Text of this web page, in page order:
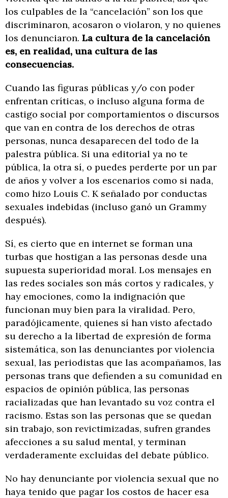
los culpables de la “cancelación” son los que
discriminaron, acosaron o violaron, y no quienes
los denunciaron. La cultura de la cancelación
es, en realidad, una cultura de las
consecuencias.
Cuando las figuras públicas y/o con poder
enfrentan críticas, o incluso alguna forma de
castigo social por comportamientos o discursos
que van en contra de los derechos de otras
personas, nunca desaparecen del todo de la
palestra pública. Si una editorial ya no te
pública, la otra sí, o puedes perderte por un par
de años y volver a los escenarios como si nada,
como hizo Louis C. K señalado por conductas
sexuales indebidas (incluso ganó un Grammy
después).
Sí, es cierto que en internet se forman una
turbas que hostigan a las personas desde una
supuesta superioridad moral. Los mensajes en
las redes sociales son más cortos y radicales, y
hay emociones, como la indignación que
funcionan muy bien para la viralidad. Pero,
paradójicamente, quienes sí han visto afectado
su derecho a la libertad de expresión de forma
sistemática, son las denunciantes por violencia
sexual, las periodistas que las acompañamos, las
personas trans que defienden a su comunidad en
espacios de opinión pública, las personas
racializadas que han levantado su voz contra el
racismo. Estas son las personas que se quedan
sin trabajo, son revictimizadas, sufren grandes
afecciones a su salud mental, y terminan
verdaderamente excluidas del debate público.
No hay denunciante por violencia sexual que no
haya tenido que pagar los costos de hacer esa